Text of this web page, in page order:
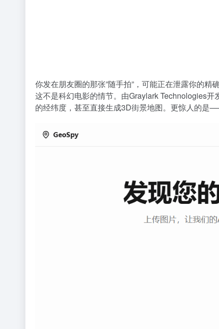
你发在朋友圈的那张”随手拍”，可能正在泄露你的精
这不是科幻电影的情节。由Graylark Technologies开
的经纬度，甚至直接生成3D街景地图。更惊人的